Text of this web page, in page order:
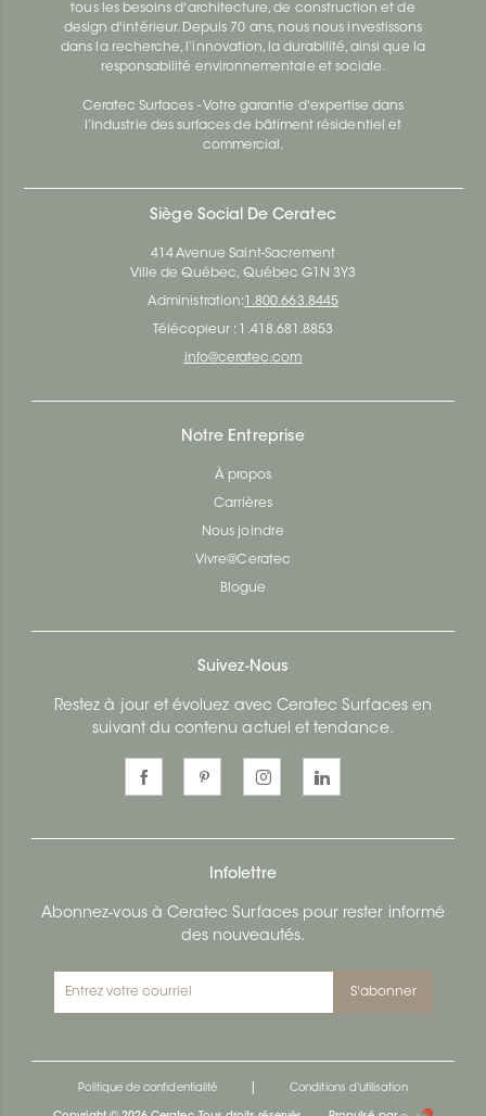
tous les besoins d'architecture, de construction et de
design d'intérieur. Depuis 70 ans, nous nous investissons
dans la recherche, l’innovation, la durabilité, ainsi que la
responsabilité environnementale et sociale.
Ceratec Surfaces - Votre garantie d'expertise dans
l’industrie des surfaces de bâtiment résidentiel et
commercial.
Siège Social De Ceratec
414 Avenue Saint-Sacrement
Ville de Québec, Québec G1N 3Y3
Administration: 1.800.663.8445
Télécopieur : 1.418.681.8853
info@ceratec.com
Notre Entreprise
À propos
Carrières
Nous joindre
Vivre@Ceratec
Blogue
Suivez-Nous
Restez à jour et évoluez avec Ceratec Surfaces en
suivant du contenu actuel et tendance.
Infolettre
Abonnez-vous à Ceratec Surfaces pour rester informé
des nouveautés.
S'abonner
Politique de confidentialité Conditions d'utilisation